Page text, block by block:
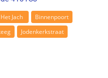
Het Jach
Binnenpoort
Jodenkerkstraat